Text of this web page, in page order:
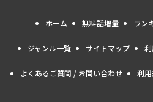
ホーム 無料話増量 ラン
ジャンル一覧 サイトマップ
よくあるご質問 / お問い合わせ 利